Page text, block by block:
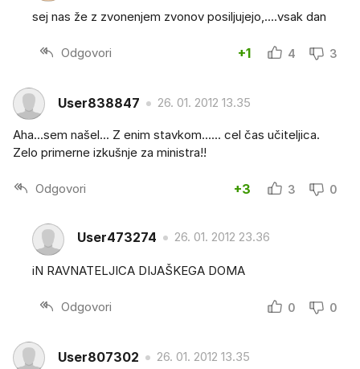
sej nas že z zvonenjem zvonov posiljujejo,....vsak dan
Odgovori +1 4 3
User838847 26. 01. 2012 13.35
Aha...sem našel... Z enim stavkom...... cel čas učiteljica.
Zelo primerne izkušnje za ministra!!
Odgovori +3 3 0
User473274 26. 01. 2012 23.36
iN RAVNATELJICA DIJAŠKEGA DOMA
Odgovori 0 0
User807302 26. 01. 2012 13.35